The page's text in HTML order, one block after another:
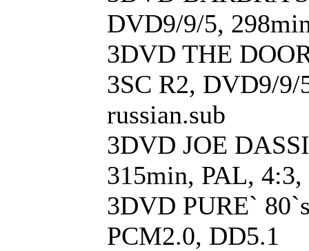
DVD9/9/5,
3DVD THE
3SC R2, DVD9/
russian.sub
3DVD JOE
315min, PAL,
3DVD PURE`
PCM2.0, DD5.1